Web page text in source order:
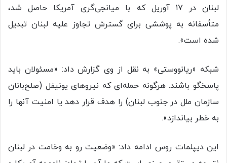
لبنان در ۱۷ آوریل که با میانجی‌گری آمریکا حاصل شد،
متأسفانه به پوششی برای گسترش تجاوز علیه لبنان تبدیل
شده است».
شبکه «ریانووستی» به نقل از وی گزارش داد:‌ «مسئولان باید
پاسخگو باشند. هرگونه حمله‌ای که نیروهای یونیفل (صلح‌بانان
سازمان ملل در جنوب لبنان) را هدف قرار دهد یا امنیت آنها را
به خطر بیاندازد».
این دیپلمات روس ادامه داد: «وضعیت رو به وخامت در لبنان